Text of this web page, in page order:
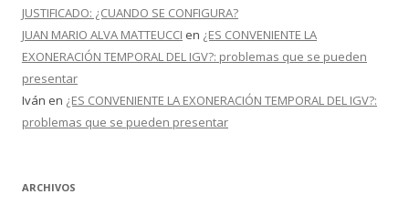
JUSTIFICADO: ¿CUANDO SE CONFIGURA?
JUAN MARIO ALVA MATTEUCCI en ¿ES CONVENIENTE LA
EXONERACIÓN TEMPORAL DEL IGV?: problemas que se pueden
presentar
Iván en ¿ES CONVENIENTE LA EXONERACIÓN TEMPORAL DEL IGV?:
problemas que se pueden presentar
ARCHIVOS